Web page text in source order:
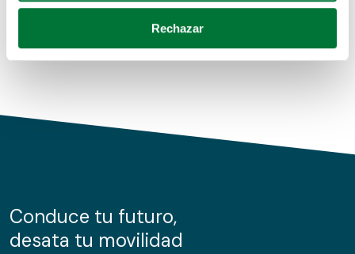
para buscar características específicas (huellas
Obtenga más información sobre cómo se procesan sus
de cookies.
información sobre el uso que haga del sitio web con
nuestros partners de redes sociales, publicidad y análisis
Rechazar
Conduce tu futuro,
desata tu movilidad